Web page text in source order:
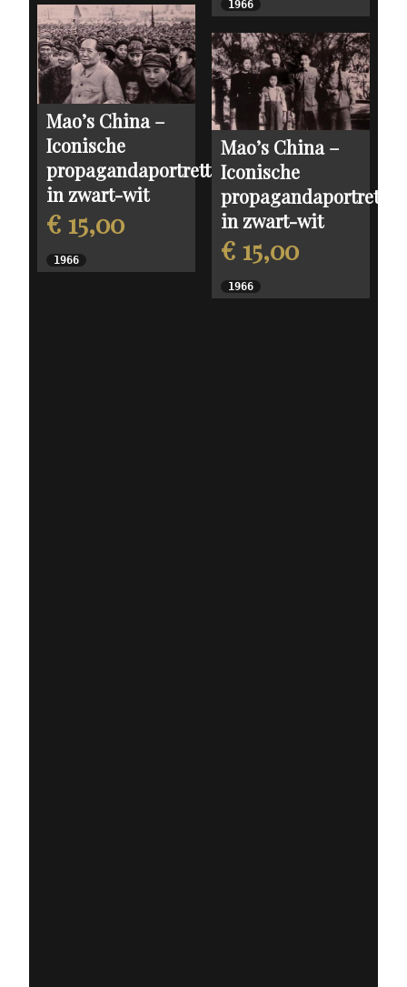
1966
Mao’s China –
Iconische
propagandaportretten
in zwart-wit
€ 15,00
1966
Mao’s China –
Iconische
propagandaportretten
in zwart-wit
€ 15,00
1966